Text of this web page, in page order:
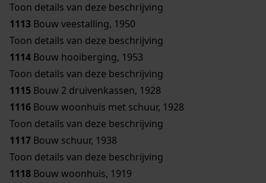
Toon details van deze beschrijving
1113 Bouw veestalling, 1950
Toon details van deze beschrijving
1114 Bouw hooiberging, 1953
Toon details van deze beschrijving
1115 Bouw 2 druivenkassen, 1928
1116 Bouw woonhuis met schuur, 1928
Toon details van deze beschrijving
1117 Bouw schuur, 1938
Toon details van deze beschrijving
1118 Bouw woonhuis, 1919